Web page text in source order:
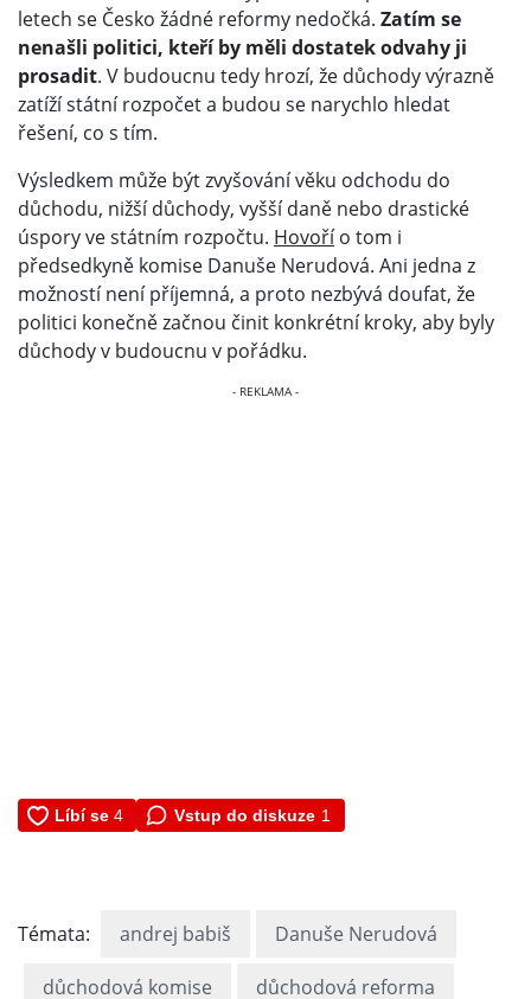
letech se Česko žádné reformy nedočká. Zatím se
nenašli politici, kteří by měli dostatek odvahy ji
prosadit. V budoucnu tedy hrozí, že důchody výrazně
zatíží státní rozpočet a budou se narychlo hledat
řešení, co s tím.
Výsledkem může být zvyšování věku odchodu do
důchodu, nižší důchody, vyšší daně nebo drastické
úspory ve státním rozpočtu. Hovořío tom i
předsedkyně komise Danuše Nerudová. Ani jedna z
možností není příjemná, a proto nezbývá doufat, že
politici konečně začnou činit konkrétní kroky, aby byly
důchody v budoucnu v pořádku.
Vstup do diskuze 1
Témata: andrej babiš Danuše Nerudová
důchodová komise důchodová reforma